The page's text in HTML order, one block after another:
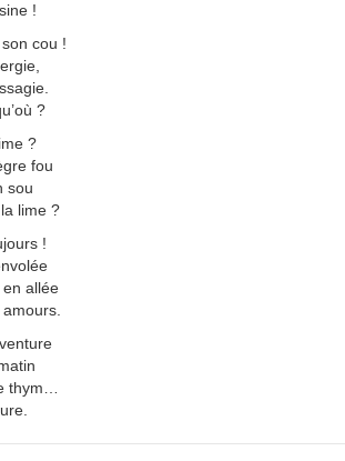
!
cou !
?
?
fou
sou
lime ?
!
en allée
thym…